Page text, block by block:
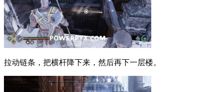
拉动链条，把横杆降下来，然后再下一层楼。